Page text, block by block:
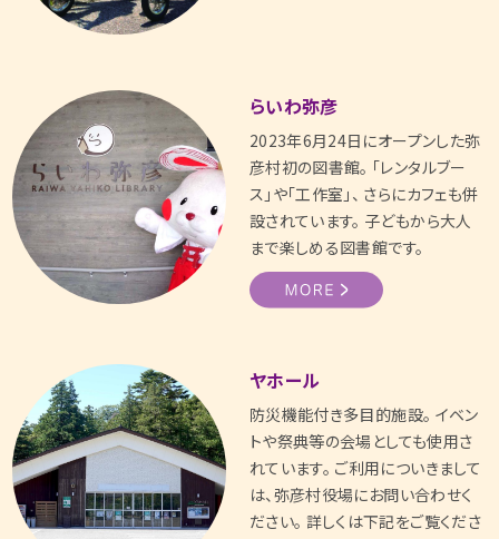
らいわ弥彦
2023年6月24日にオープンした弥
彦村初の図書館。 「レンタルブー
ス」や「工作室」、 さらにカフェも併
設されています。 子どもから大人
まで楽しめる図書館です。
ヤホール
防災機能付き多目的施設。 イベン
トや祭典等の会場としても使用さ
れています。 ご利用についきまして
は、弥彦村役場にお問い合わせく
ださい。 詳しくは下記をご覧くださ